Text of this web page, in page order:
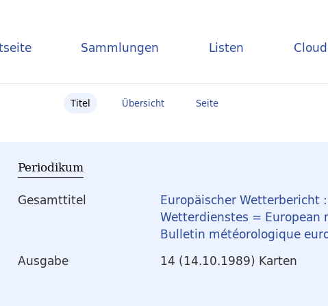
Sammlungen Listen
Titel Übersicht Seite
Periodikum
Gesamttitel
Europäischer Wetterbericht
Wetterdienstes =
Bulletin météorologique
Ausgabe
14 (14.10.1989) Karten